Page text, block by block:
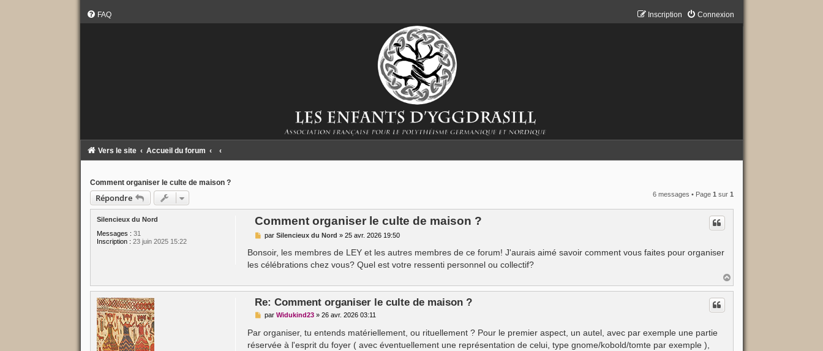
FAQ Connexion
Inscription
Vers le site Accueil du forum
Comment organiser le culte de maison ?
Répondre 6 messages • Page 1 sur 1
Silencieux du Nord
Messages : 31
Inscription : 23 juin 2025 15:22
Comment organiser le culte de maison ?
M
s
a
parSilencieux du Nord »25 avr. 2026 19:50
Bonsoir, les membres de LEY et les autres membres de ce forum! J'aurais aimé savoir comment vous faites pour organiser
les célébrations chez vous? Quel est votre ressenti personnel ou collectif?
a
u
Re: Comment organiser le culte de maison ?
M
s
s
a
parWidukind23 »26 avr. 2026 03:11
Par organiser, tu entends matériellement, ou rituellement ? Pour le premier aspect, un autel, avec par exemple une partie
réservée à l'esprit du foyer ( avec éventuellement une représentation de celui, type gnome/kobold/tomte par exemple ),